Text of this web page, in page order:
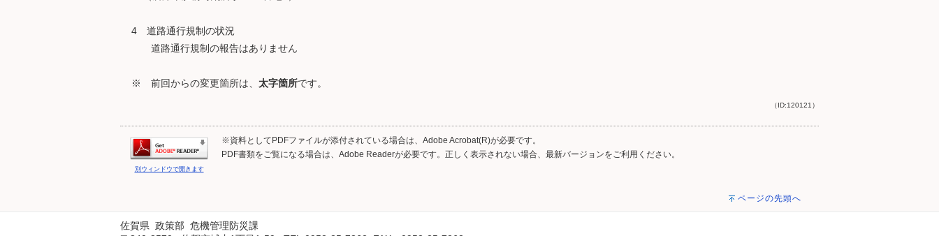
4 道路通行規制の状況
道路通行規制の報告はありません
※ 前回からの変更箇所は、 太字箇所です。
（ID:120121）
別ウィンドウで開きます
※資料としてPDFファイルが添付されている場合は、Adobe Acrobat(R)が必要です。
PDF書類をご覧になる場合は、Adobe Readerが必要です。正しく表示されない場合、最新バージョンをご利用ください。
ページの先頭へ
佐賀県 政策部 危機管理防災課